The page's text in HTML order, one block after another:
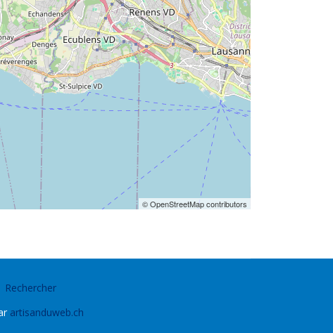
© OpenStreetMap contributors
Rechercher
artisanduweb.ch